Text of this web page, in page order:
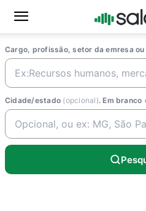
Cargo, profissão, setor da emresa ou
Cidade/estado (opcional). Em branco